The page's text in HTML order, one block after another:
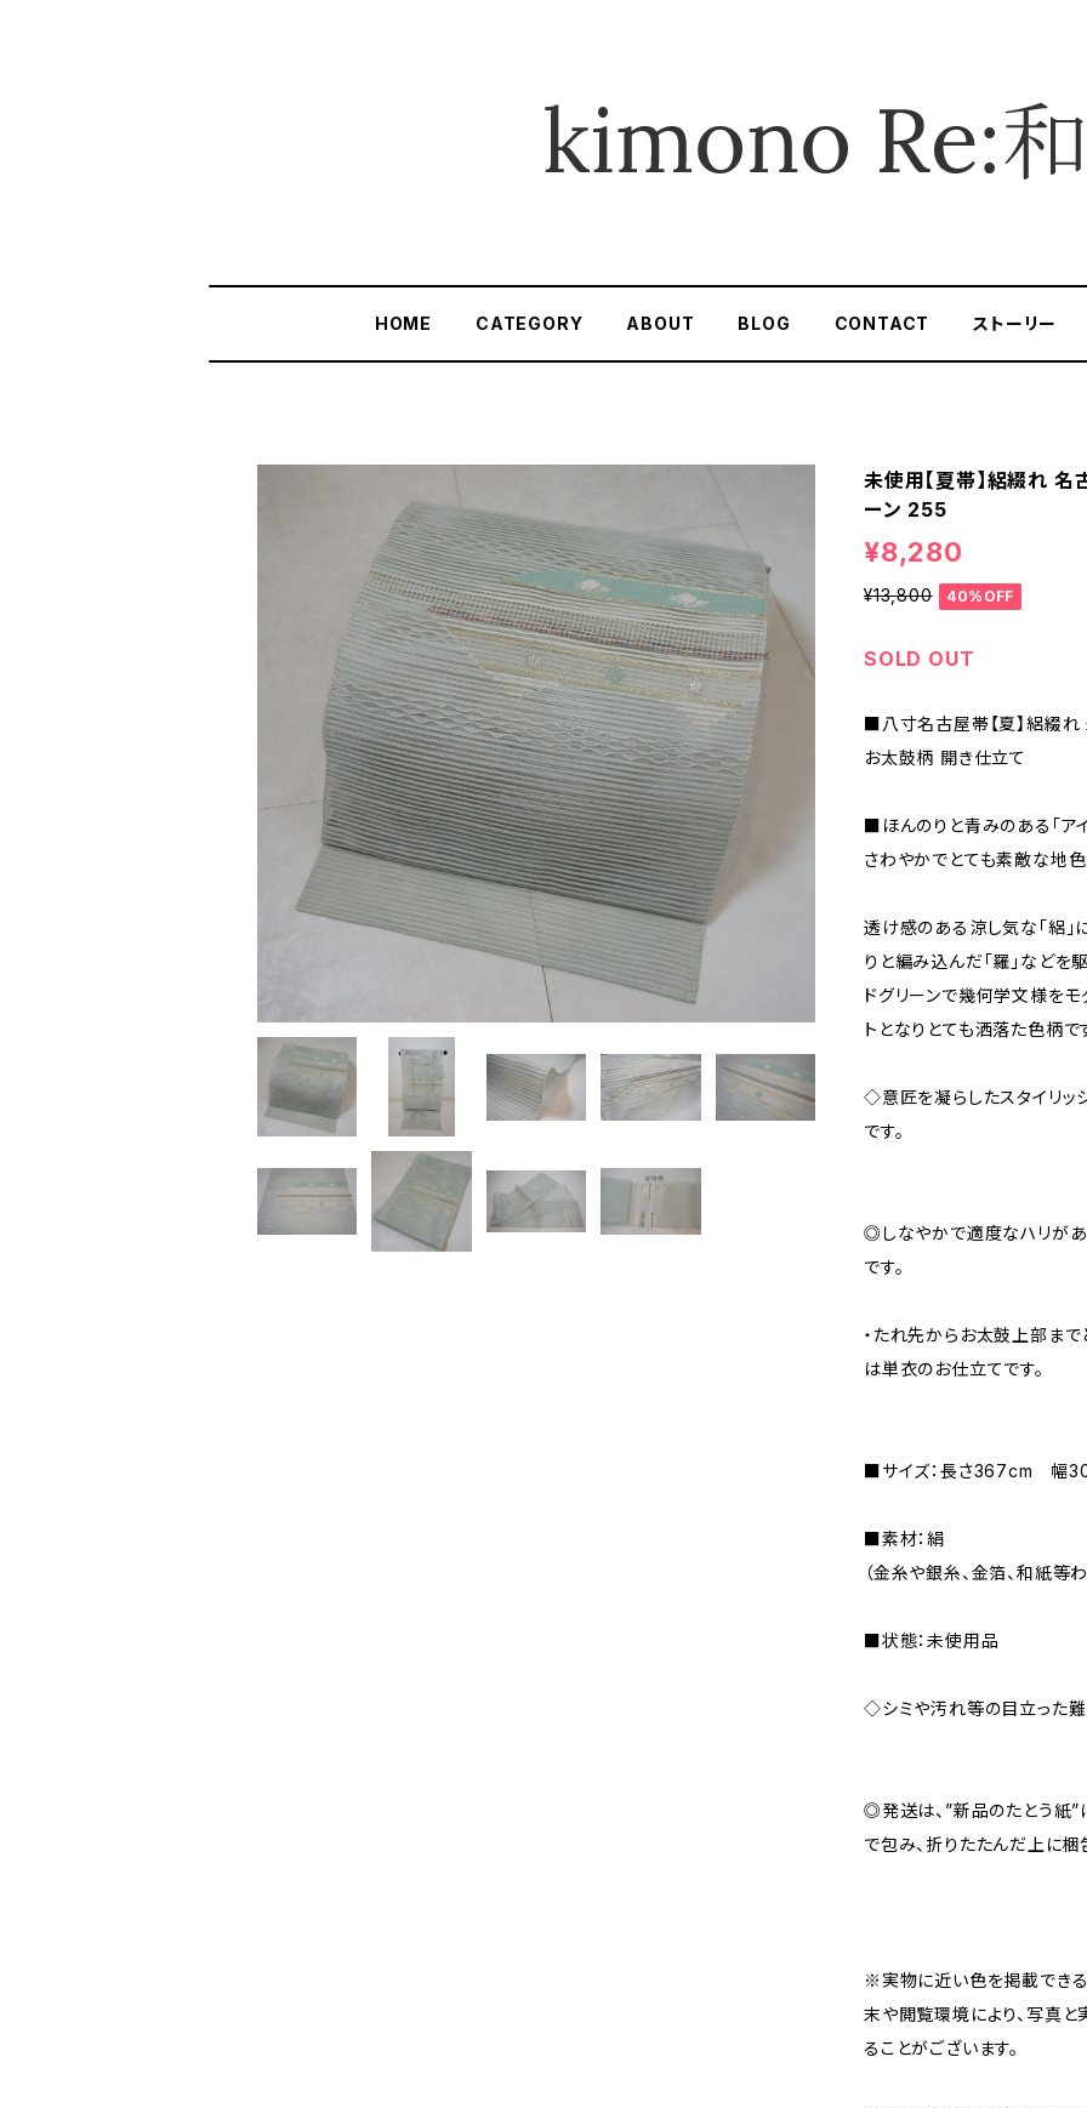
HOME CATEGORY ABOUT BLOG CONTACT ストーリー
未使用【夏帯】絽綴れ
ーン 255
¥8,280
¥13,800 40%OFF
SOLD OUT
■八寸名古屋帯【夏】絽綴
お太鼓柄 開き仕立て
■ほんのりと青みのある「ア
さわやかでとても素敵な地色
透け感のある涼し気な「絽」に
りと編み込んだ「羅」などを
ドグリーンで幾何学文様を
トとなりとても洒落た色柄で
◇意匠を凝らしたスタイリッ
です。
◎しなやかで適度なハリがあ
です。
・たれ先からお太鼓上部まで
は単衣のお仕立てです。
■サイズ：長さ367cm 幅
■素材：絹
（金糸や銀糸、金箔、和紙等
■状態：未使用品
◇シミや汚れ等の目立った難
◎発送は、”新品のたとう紙
で包み、折りたたんだ上に梱
※実物に近い色を掲載できる
末や閲覧環境により、写真
ることがございます。